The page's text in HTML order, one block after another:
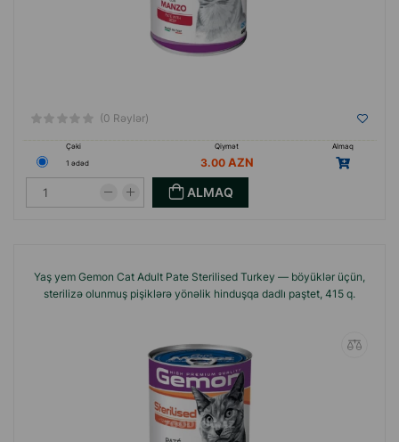
(0 Rəylər)
Çəki Qiymət
Almaq
1 ədəd
3.00
ALMAQ
Yaş yem Gemon Cat Adult Pate Sterilised Turkey — böyüklər üçün,
sterilizə olunmuş pişiklərə yönəlik hinduşqa dadlı paştet, 415 q.